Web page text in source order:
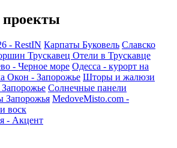
- RestIN Карпаты Буковель Славско
Трускавец Отели в Трускавце
- Черное море Одесса - курорт на
Окон - Запорожье Шторы и жалюзи
Солнечные панели
Запорожья MedoveMisto.com -
воск